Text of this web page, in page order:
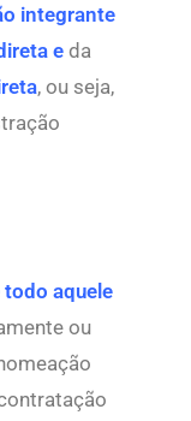
integrante
e da
, ou seja,
todo aquele
ou